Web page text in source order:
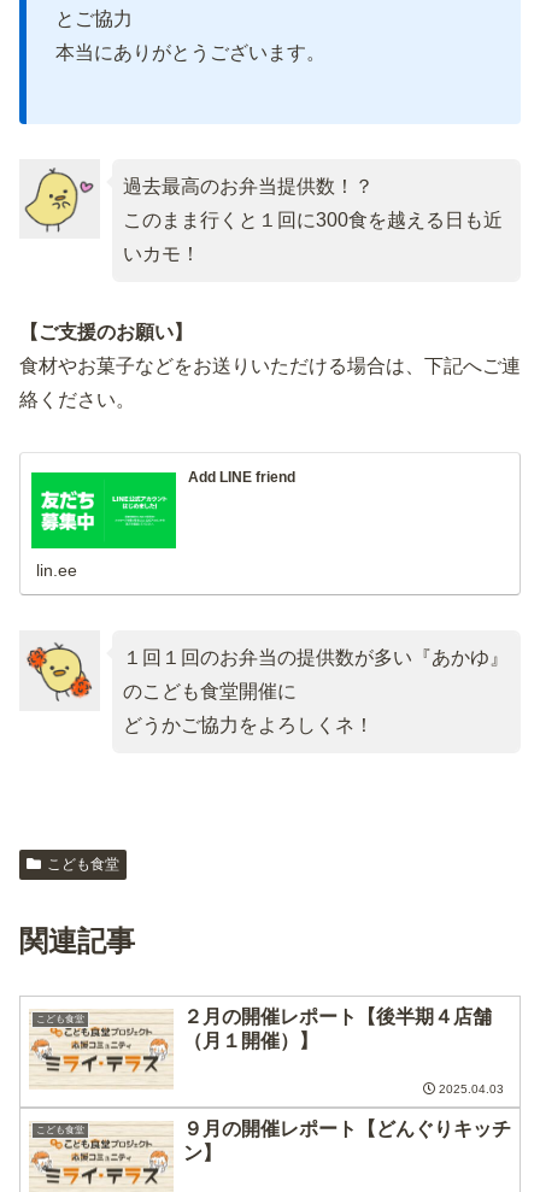
とご協力
本当にありがとうございます。
過去最高のお弁当提供数！？
このまま行くと１回に300食を越える日も近
いカモ！
【ご支援のお願い】
食材やお菓子などをお送りいただける場合は、下記へご連
絡ください。
Add LINE friend
lin.ee
１回１回のお弁当の提供数が多い『あかゆ』
のこども食堂開催に
どうかご協力をよろしくネ！
こども食堂
関連記事
こども食堂
２月の開催レポート【後半期４店舗
（月１開催）】
2025.04.03
こども食堂
９月の開催レポート【どんぐりキッチ
ン】